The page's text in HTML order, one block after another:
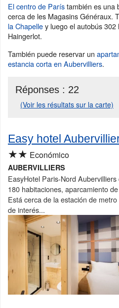
El centro de Parístambién es una
cerca de les Magasins Généraux.
la Chapelley luego el autobús
Haingerlot.
También puede reservar un
estancia corta en Aubervilliers.
Réponses : 22
(Voir les résultats sur la carte)
Easy hotel
★★ Económico
AUBERVILLIERS
EasyHotel Paris-Nord
180 habitaciones, aparcamiento
Está cerca de la estación de
de interés...